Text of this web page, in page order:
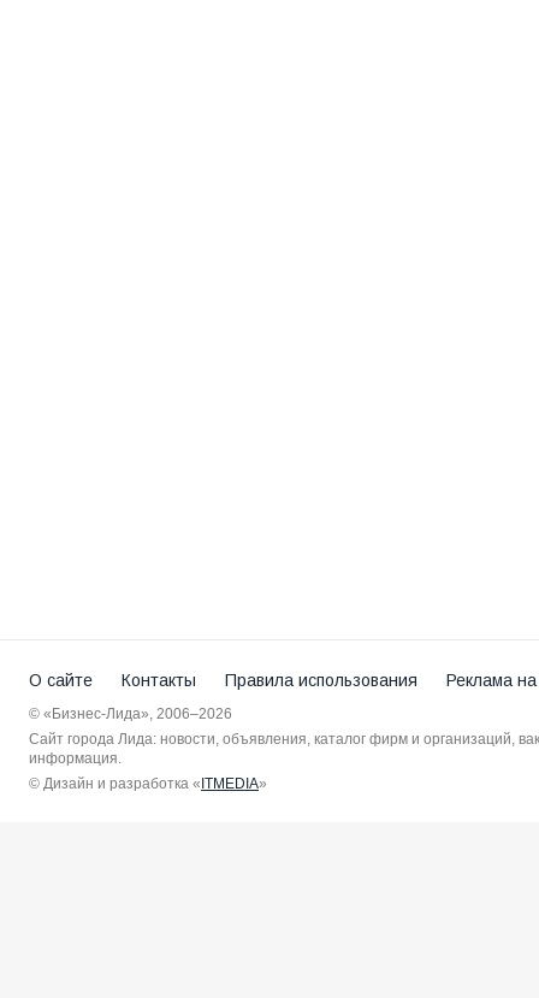
О сайте Контакты Правила использования Реклама
© «Бизнес-Лида», 2006–2026
Сайт города Лида: новости, объявления, каталог фирм и организаций,
информация.
© Дизайн и разработка «ITMEDIA»